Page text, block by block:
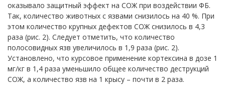
оказывало защитный эффект на СОЖ при воздействии ФБ.
Так, количество животных с язвами снизилось на 40 %. При
этом количество крупных дефектов СОЖ снизилось в 4,3
раза (рис. 2). Следует отметить, что количество
полосовидных язв увеличилось в 1,9 раза (рис. 2).
Установлено, что курсовое применение кортексина в дозе 1
мг/кг в 1,4 раза уменьшило общее количество деструкций
СОЖ, а количество язв на 1 крысу – почти в 2 раза.